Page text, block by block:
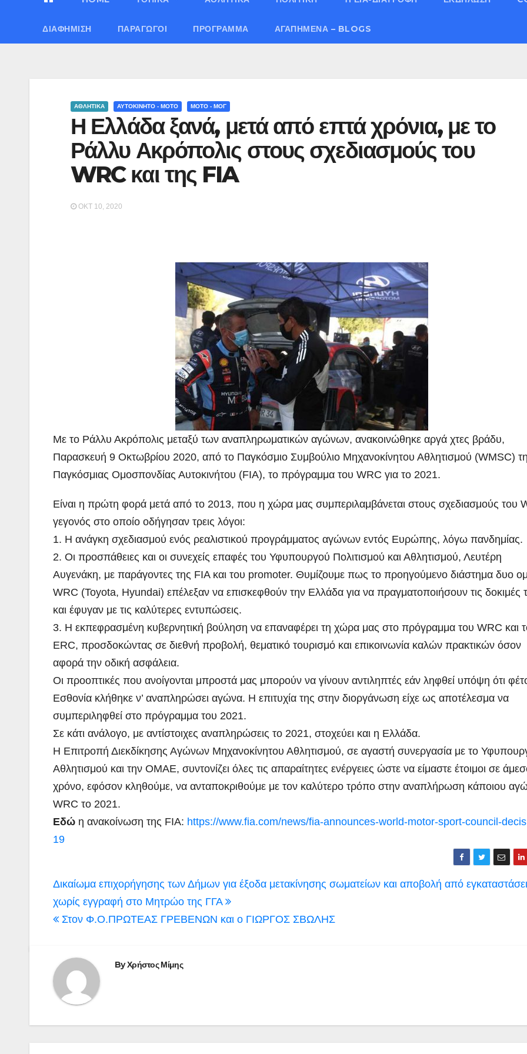
ΔΙΑΦΉΜΙΣΗ ΠΑΡΑΓΩΓΟΊ ΠΡΌΓΡΑΜΜΑ ΑΓΑΠΗΜΈΝΑ – BLOGS
ΑΘΛΗΤΙΚΑ ΑΥΤΟΚΙΝΗΤΟ - ΜΟΤΟ ΜΟΤΟ - ΜΟΓ
Η Ελλάδα ξανά, μετά από επτά χρόνια, με το
Ράλλυ Ακρόπολις στους σχεδιασμούς του
WRC και της FIA
ΟΚΤ 10, 2020
Με το Ράλλυ Ακρόπολις μεταξύ των αναπληρωματικών αγώνων, ανακοινώθηκε αργά χτες βράδυ,
Παρασκευή 9 Οκτωβρίου 2020, από το Παγκόσμιο Συμβούλιο Μηχανοκίνητου Αθλητισμού (WMSC)
Παγκόσμιας Ομοσπονδίας Αυτοκινήτου (FIA), το πρόγραμμα του WRC για το 2021.
Είναι η πρώτη φορά μετά από το 2013, που η χώρα μας συμπεριλαμβάνεται στους σχεδιασμούς του
γεγονός στο οποίο οδήγησαν τρεις λόγοι:
1. Η ανάγκη σχεδιασμού ενός ρεαλιστικού προγράμματος αγώνων εντός Ευρώπης, λόγω πανδημίας.
2. Οι προσπάθειες και οι συνεχείς επαφές του Υφυπουργού Πολιτισμού και Αθλητισμού, Λευτέρη
Αυγενάκη, με παράγοντες της FIA και του promoter. Θυμίζουμε πως το προηγούμενο διάστημα δυο
WRC (Toyota, Hyundai) επέλεξαν να επισκεφθούν την Ελλάδα για να πραγματοποιήσουν τις δοκιμές
και έφυγαν με τις καλύτερες εντυπώσεις.
3. Η εκπεφρασμένη κυβερνητική βούληση να επαναφέρει τη χώρα μας στο πρόγραμμα του WRC και
ERC, προσδοκώντας σε διεθνή προβολή, θεματικό τουρισμό και επικοινωνία καλών πρακτικών όσον
αφορά την οδική ασφάλεια.
Οι προοπτικές που ανοίγονται μπροστά μας μπορούν να γίνουν αντιληπτές εάν ληφθεί υπόψη ότι
Εσθονία κλήθηκε ν’ αναπληρώσει αγώνα. Η επιτυχία της στην διοργάνωση είχε ως αποτέλεσμα να
συμπεριληφθεί στο πρόγραμμα του 2021.
Σε κάτι ανάλογο, με αντίστοιχες αναπληρώσεις το 2021, στοχεύει και η Ελλάδα.
Η Επιτροπή Διεκδίκησης Αγώνων Μηχανοκίνητου Αθλητισμού, σε αγαστή συνεργασία με το
Αθλητισμού και την ΟΜΑΕ, συντονίζει όλες τις απαραίτητες ενέργειες ώστε να είμαστε έτοιμοι σε
χρόνο, εφόσον κληθούμε, να ανταποκριθούμε με τον καλύτερο τρόπο στην αναπλήρωση κάποιου
WRC το 2021.
Εδώ η ανακοίνωση της FIA: https://www.fia.com/news/fia-announces-world-motor-sport-council-
19
Πλοήγηση
άρθρων
Δικαίωμα επιχορήγησης των Δήμων για έξοδα μετακίνησης σωματείων και αποβολή από
χωρίς εγγραφή στο Μητρώο της ΓΓΑ
Στον Φ.Ο.ΠΡΩΤΕΑΣ ΓΡΕΒΕΝΩΝ και ο ΓΙΩΡΓΟΣ ΣΒΩΛΗΣ
ByΧρήστος Μίμης